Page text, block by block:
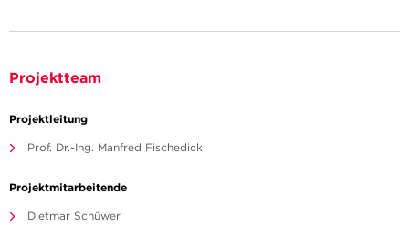
Projektteam
Projektleitung
Prof. Dr.-Ing. Manfred Fischedick
Projektmitarbeitende
Dietmar Schüwer